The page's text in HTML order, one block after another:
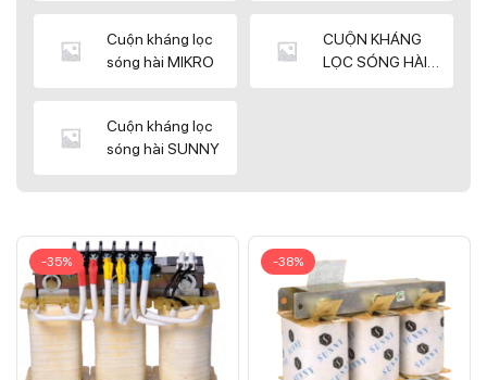
Cuộn kháng lọc
sóng hài MIKRO
CUỘN KHÁNG
LỌC SÓNG HÀI
Cuộn kháng lọc
sóng hài SUNNY
-35% -38%